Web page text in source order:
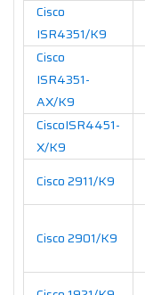
Cisco
ISR4351/K9
Cisco
ISR4351-
AX/K9
CiscoISR4451-
X/K9
Cisco 2911/K9
Cisco 2901/K9